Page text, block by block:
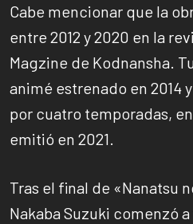
Cabe mencionar que la
entre 2012 y 2020 en la
Magzine de Kodnansha.
animé estrenado en 2014
por cuatro temporadas,
emitió en 2021.
Tras el final de «Nanatsu
Nakaba Suzuki comenzó